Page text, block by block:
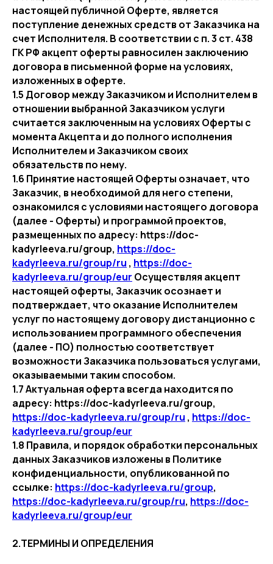
настоящей публичной Оферте, является
поступление денежных средств от Заказчика на
счет Исполнителя. В соответствии с п. 3 ст. 438
ГК РФ акцепт оферты равносилен заключению
договора в письменной форме на условиях,
изложенных в оферте.
1.5 Договор между Заказчиком и Исполнителем в
отношении выбранной Заказчиком услуги
считается заключенным на условиях Оферты с
момента Акцепта и до полного исполнения
Исполнителем и Заказчиком своих
обязательств по нему.
1.6 Принятие настоящей Оферты означает, что
Заказчик, в необходимой для него степени,
ознакомился с условиями настоящего договора
(далее - Оферты) и программой проектов,
размещенных по адресу: https://doc-
kadyrleeva.ru/group, https://doc-
kadyrleeva.ru/group/ru , https://doc-
kadyrleeva.ru/group/eur Осуществляя акцепт
настоящей оферты, Заказчик осознает и
подтверждает, что оказание Исполнителем
услуг по настоящему договору дистанционно с
использованием программного обеспечения
(далее - ПО) полностью соответствует
возможности Заказчика пользоваться услугами,
оказываемыми таким способом.
1.7 Актуальная оферта всегда находится по
адресу: https://doc-kadyrleeva.ru/group,
https://doc-kadyrleeva.ru/group/ru , https://doc-
kadyrleeva.ru/group/eur
1.8 Правила, и порядок обработки персональных
данных Заказчиков изложены в Политике
конфиденциальности, опубликованной по
ссылке: https://doc-kadyrleeva.ru/group,
https://doc-kadyrleeva.ru/group/ru, https://doc-
kadyrleeva.ru/group/eur
2.ТЕРМИНЫ И ОПРЕДЕЛЕНИЯ